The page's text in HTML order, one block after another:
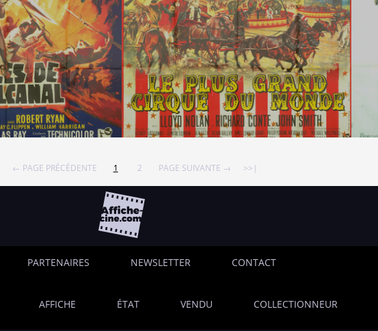
← PAGE PRÉCÉDENTE 1 2 PAGE SUIVANTE → >>|
PARTENAIRES NEWSLETTER CONTACT
AFFICHE ÉTAT VENDU COLLECTIONNEUR